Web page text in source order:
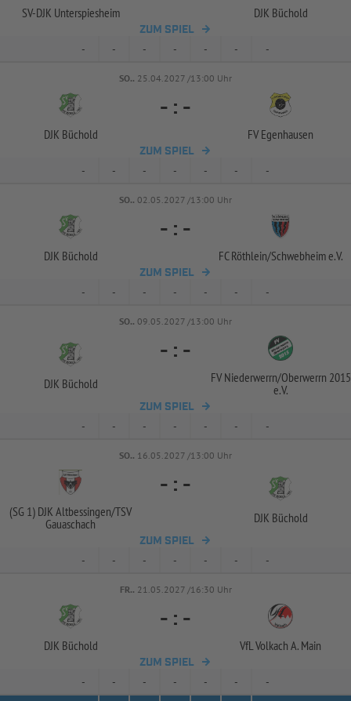
SV-DJK Unterspiesheim DJK Büchold
ZUM SPIEL
- - - - - - -
SO.. 25.04.2027 /13:00 Uhr
DJK Büchold
- : -
FV Egenhausen
ZUM SPIEL
- - - - - - -
SO.. 02.05.2027 /13:00 Uhr
DJK Büchold
- : -
FC Röthlein/Schwebheim e.V.
ZUM SPIEL
- - - - - - -
SO.. 09.05.2027 /13:00 Uhr
DJK Büchold
- : -
FV Niederwerrn/Oberwerrn 2015
e.V.
ZUM SPIEL
- - - - - - -
SO.. 16.05.2027 /13:00 Uhr
(SG 1) DJK Altbessingen/TSV
Gauaschach
- : -
DJK Büchold
ZUM SPIEL
- - - - - - -
FR.. 21.05.2027 /16:30 Uhr
DJK Büchold
- : -
VfL Volkach A. Main
ZUM SPIEL
- - - - - -
-